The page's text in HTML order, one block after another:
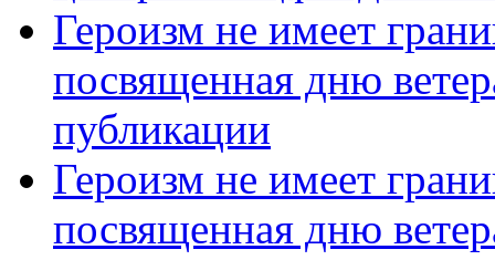
Героизм не имеет
посвященная дню
публикации
Героизм не имеет
посвященная дню